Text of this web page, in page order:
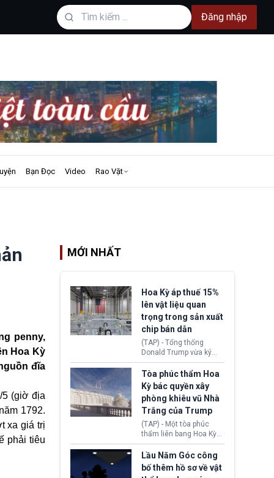
Đăng nhập
Bạn Đọc Video Rao Vặt
penny,
Hoa Kỳ
đĩa
5 (giờ địa
1792.
xa giá trị
phải tiêu
MỚI NHẤT
Hoa Kỳ áp thuế 15%
lên vật liệu quan
trọng trong sản xuất
chip bán dẫn
(TAP) - Tổng thống
Donald Trump vừa ký
sắc lệnh áp thuế bổ
sung 15% cùng cơ chế
giá sàn nhập khẩu
nghiêm ngặt đối với
polysilicon và các sản
phẩm hạ nguồn. Quyết
định này nhằm khôi
phục chuỗi cung ứng
công nghệ, năng lượng
mặt trời nội địa trước sự
thống trị của Trung
Quốc.
Tòa phúc thẩm Hoa
Kỳ bác quyền xây
phòng khiêu vũ Nhà
Trắng của Trump
(TAP) - Một tòa phúc
thẩm liên bang Hoa Kỳ
vừa phán quyết, chính
quyền Tổng thống
Donald Trump không có
quyền tự ý xây phòng
Lầu Năm Góc công
bố thêm hồ sơ về vật